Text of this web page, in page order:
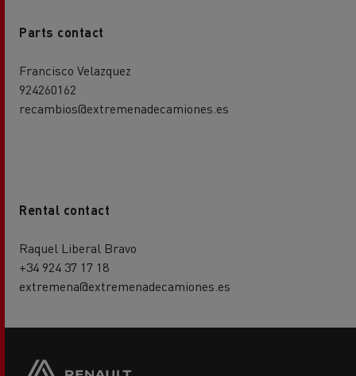
Parts contact
Francisco Velazquez
924260162
recambios@extremenadecamiones.es
Rental contact
Raquel Liberal Bravo
+34 924 37 17 18
extremena@extremenadecamiones.es